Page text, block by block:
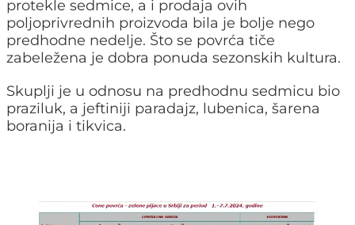
protekle sedmice, a i prodaja ovih
poljoprivrednih proizvoda bila je bolje nego
predhodne nedelje. Što se povrća tiče
zabeležena je dobra ponuda sezonskih kultura.
Skuplji je u odnosu na predhodnu sedmicu bio
praziluk, a jeftiniji paradajz, lubenica, šarena
boranija i tikvica.